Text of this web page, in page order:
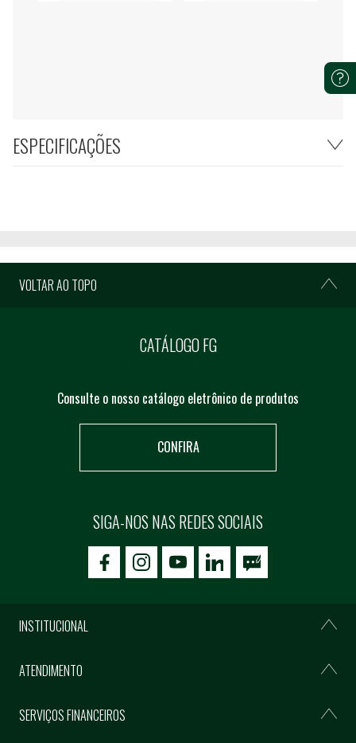
ESPECIFICAÇÕES
VOLTAR AO TOPO
CATÁLOGO FG
Consulte o nosso catálogo eletrônico de produtos
CONFIRA
SIGA-NOS NAS REDES SOCIAIS
icon-facebookicon-social02icon-social03
INSTITUCIONAL
ATENDIMENTO
SERVIÇOS FINANCEIROS